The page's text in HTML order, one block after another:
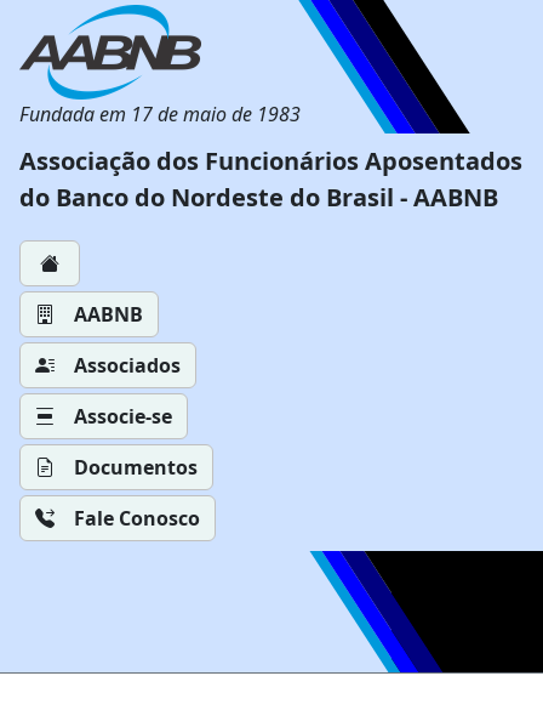
Fundada em 17 de maio de 1983
Associação dos Funcionários Aposentados
do Banco do Nordeste do Brasil - AABNB
AABNB
Associados
Associe-se
Documentos
Fale Conosco